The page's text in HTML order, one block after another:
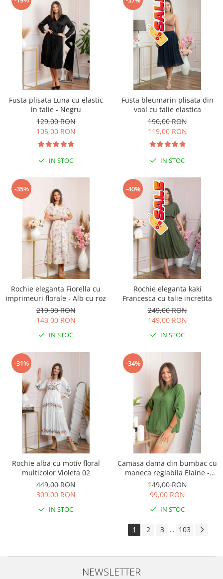
Fusta plisata Luna cu elastic
in talie - Negru
129,00 RON
105,00 RON
IN STOC
Fusta bleumarin plisata din
voal cu talie elastica
190,00 RON
119,00 RON
IN STOC
-35%
Rochie eleganta Fiorella cu
imprimeuri florale - Alb cu roz
219,00 RON
143,00 RON
IN STOC
-40%
Rochie eleganta kaki
Francesca cu talie incretita
249,00 RON
149,00 RON
IN STOC
-31%
Rochie alba cu motiv floral
multicolor Violeta 02
449,00 RON
309,00 RON
IN STOC
-34%
Camasa dama din bumbac cu
maneca reglabila Elaine -
Verde
149,00 RON
99,00 RON
IN STOC
1 2 3 ... 103
NEWSLETTER